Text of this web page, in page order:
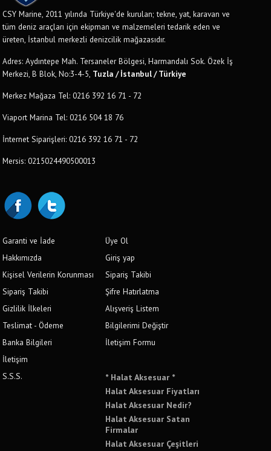
CSY Marine, 2011 yılında Türkiye'de kurulan; tekne, yat, karavan ve
tüm deniz araçları için ekipman ve malzemeleri tedarik eden ve
üreten, İstanbul merkezli denizcilik mağazasıdır.
Adres: Aydıntepe Mah. Tersaneler Bölgesi, Harmandalı Sok. Özek İş
Merkezi, B Blok, No:3-4-5, Tuzla / İstanbul / Türkiye
Merkez Mağaza Tel: 0216 392 16 71 - 72
Viaport Marina Tel: 0216 504 18 76
İnternet Siparişleri: 0216 392 16 71 - 72
Mersis: 0215024490500013
Garanti ve İade
Hakkımızda
Kişisel Verilerin Korunması
Sipariş Takibi
Gizlilik İlkeleri
Teslimat - Ödeme
Banka Bilgileri
İletişim
S.S.S.
Üye Ol
Giriş yap
Sipariş Takibi
Şifre Hatırlatma
Alışveriş Listem
Bilgilerimi Değiştir
İletişim Formu
* Halat Aksesuar *
Halat Aksesuar Fiyatları
Halat Aksesuar Nedir?
Halat Aksesuar Satan
Firmalar
Halat Aksesuar Çeşitleri